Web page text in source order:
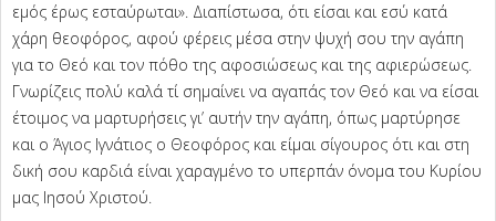
εμός έρως εσταύρωται». Διαπίστωσα, ότι είσαι και εσύ κατά
χάρη θεοφόρος, αφού φέρεις μέσα στην ψυχή σου την αγάπη
για το Θεό και τον πόθο της αφοσιώσεως και της αφιερώσεως.
Γνωρίζεις πολύ καλά τί σημαίνει να αγαπάς τον Θεό και να είσαι
έτοιμος να μαρτυρήσεις γι’ αυτήν την αγάπη, όπως μαρτύρησε
και ο Άγιος Ιγνάτιος ο Θεοφόρος και είμαι σίγουρος ότι και στη
δική σου καρδιά είναι χαραγμένο το υπερπάν όνομα του Κυρίου
μας Ιησού Χριστού.